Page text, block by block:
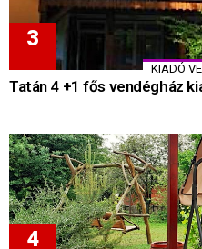
KIADÓ
Tatán 4 +1 fős vendégház